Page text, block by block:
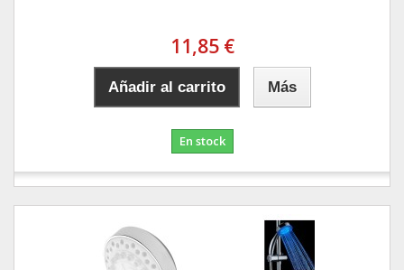
11,85 €
Añadir al carrito Más
En stock